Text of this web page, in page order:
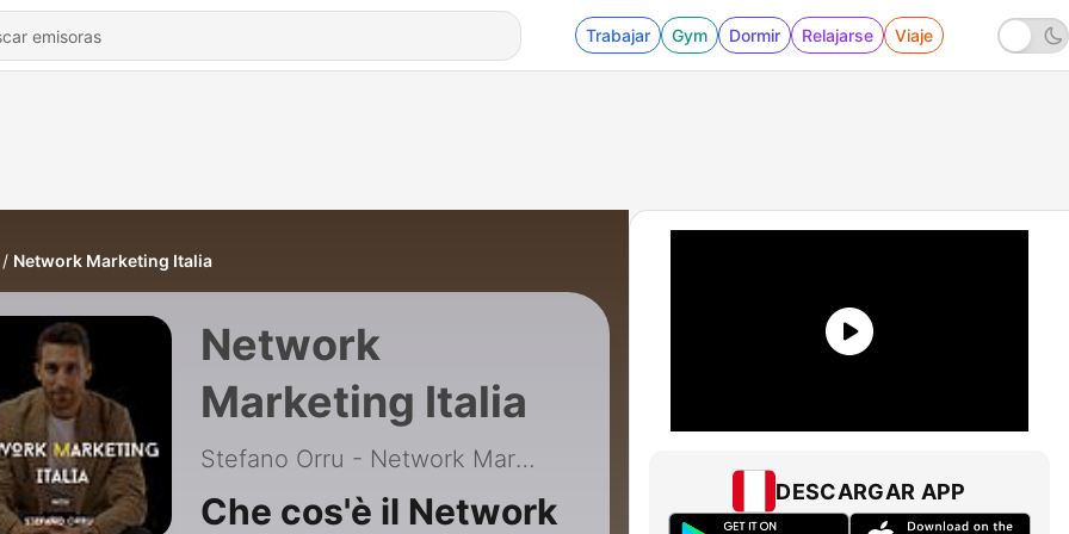
Trabajar Gym Dormir Relajarse Viaje
Network Marketing Italia
Network
Marketing Italia
Stefano Orru - Network Marketing Pro
Che cos'è il Network
DESCARGAR APP